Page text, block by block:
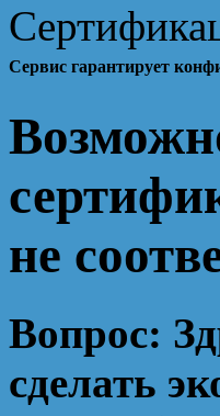
Сервис гарантирует
не
Вопрос:
сделать